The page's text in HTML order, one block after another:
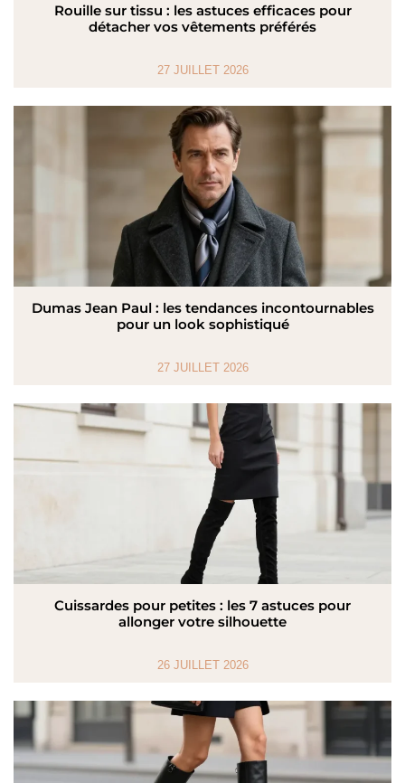
Rouille sur tissu : les astuces efficaces pour
détacher vos vêtements préférés
27 JUILLET 2026
Dumas Jean Paul : les tendances incontournables
pour un look sophistiqué
27 JUILLET 2026
Cuissardes pour petites : les 7 astuces pour
allonger votre silhouette
26 JUILLET 2026